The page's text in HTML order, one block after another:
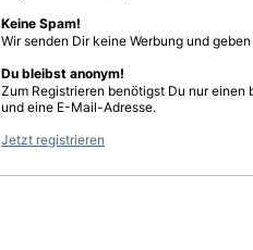
Keine Spam!
Wir senden Dir keine Werbung und
Du bleibst anonym!
Zum Registrieren benötigst Du nur einen
und eine E-Mail-Adresse.
Jetzt registrieren